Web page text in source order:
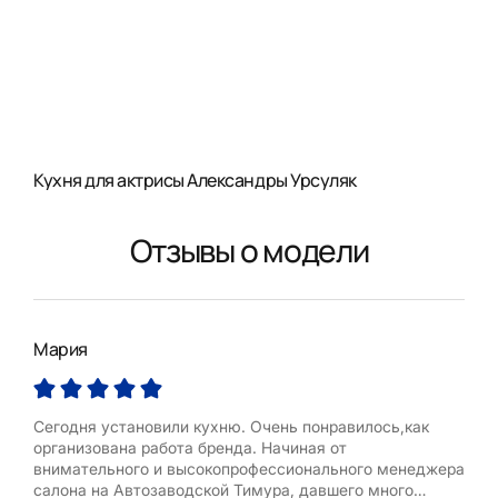
Кухня для актрисы Александры Урсуляк
Отзывы о модели
Мария
Сегодня установили кухню. Очень понравилось,как
организована работа бренда. Начиная от
внимательного и высокопрофессионального менеджера
салона на Автозаводской Тимура, давшего много